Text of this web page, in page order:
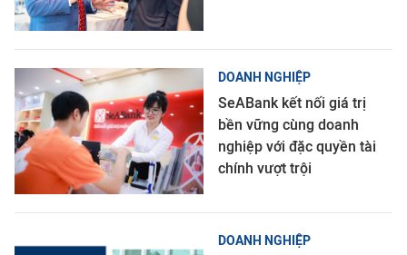
DOANH NGHIỆP
SeABank kết nối giá trị
bền vững cùng doanh
nghiệp với đặc quyền tài
chính vượt trội
DOANH NGHIỆP